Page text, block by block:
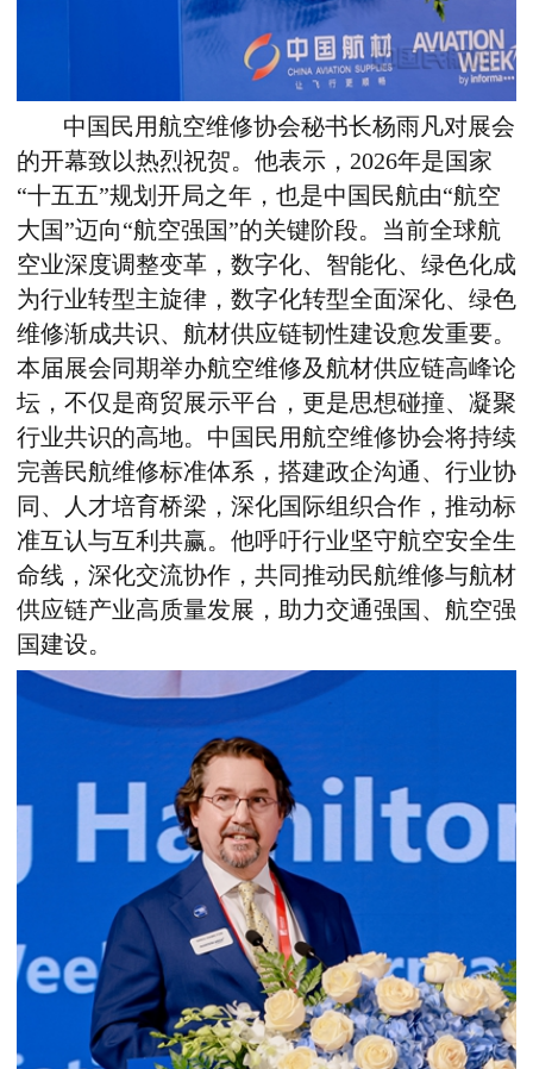
中国民用航空维修协会秘书长杨雨凡对展会
的开幕致以热烈祝贺。他表示，2026年是国家
“十五五”规划开局之年，也是中国民航由“航空
大国”迈向“航空强国”的关键阶段。当前全球航
空业深度调整变革，数字化、智能化、绿色化成
为行业转型主旋律，数字化转型全面深化、绿色
维修渐成共识、航材供应链韧性建设愈发重要。
本届展会同期举办航空维修及航材供应链高峰论
坛，不仅是商贸展示平台，更是思想碰撞、凝聚
行业共识的高地。 中国民用航空维修协会将持续
完善民航维修标准体系，搭建政企沟通、行业协
同、人才培育桥梁，深化国际组织合作，推动标
准互认与互利共赢。他呼吁行业坚守航空安全生
命线，深化交流协作，共同推动民航维修与航材
供应链产业高质量发展，助力交通强国、航空强
国建设。